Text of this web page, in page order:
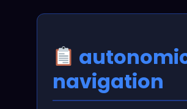
navigation